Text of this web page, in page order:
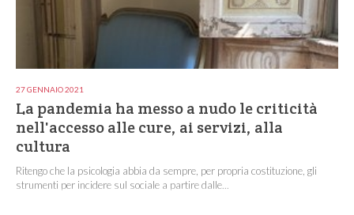
27 GENNAIO 2021
La pandemia ha messo a nudo le criticità
nell'accesso alle cure, ai servizi, alla
cultura
Ritengo che la psicologia abbia da sempre, per propria costituzione, gli
strumenti per incidere sul sociale a partire dalle...